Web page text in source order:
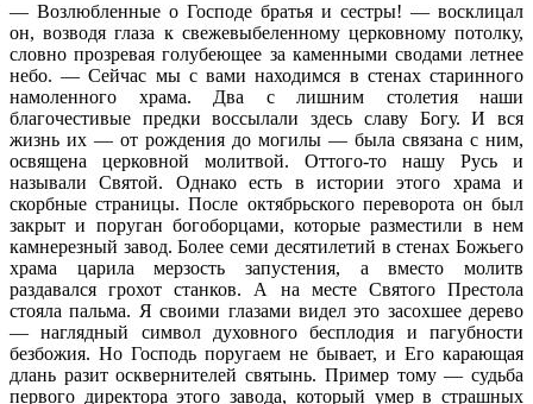
— Возлюбленные о Господе братья и сестры! — восклицал
он, возводя глаза к свежевыбеленному церковному потолку,
словно прозревая голубеющее за каменными сводами летнее
небо. — Сейчас мы с вами находимся в стенах старинного
намоленного храма. Два с лишним столетия наши
благочестивые предки воссылали здесь славу Богу. И вся
жизнь их — от рождения до могилы — была связана с ним,
освящена церковной молитвой. Оттого-то нашу Русь и
называли Святой. Однако есть в истории этого храма и
скорбные страницы. После октябрьского переворота он был
закрыт и поруган богоборцами, которые разместили в нем
камнерезный завод. Более семи десятилетий в стенах Божьего
храма царила мерзость запустения, а вместо молитв
раздавался грохот станков. А на месте Святого Престола
стояла пальма. Я своими глазами видел это засохшее дерево
— наглядный символ духовного бесплодия и пагубности
безбожия. Но Господь поругаем не бывает, и Его карающая
длань разит осквернителей святынь. Пример тому — судьба
первого директора этого завода, который умер в страшных